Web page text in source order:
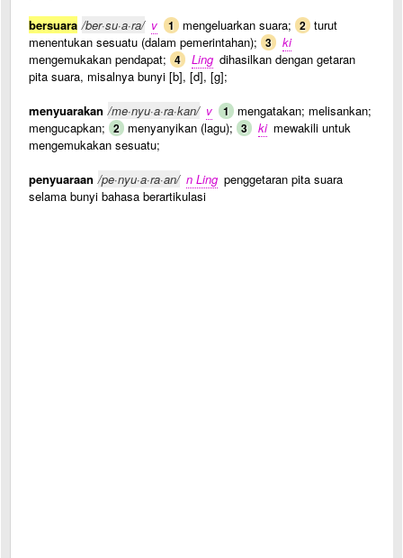
bersuara /ber·su·a·ra/ v 1 mengeluarkan suara; 2 turut
menentukan sesuatu (dalam pemerintahan); 3
ki
mengemukakan pendapat; 4 Ling dihasilkan dengan getaran
pita suara, misalnya bunyi [b], [d], [g];
menyuarakan /me·nyu·a·ra·kan/ v 1
mengatakan; melisankan;
mengucapkan; 2 menyanyikan (lagu); 3 ki mewakili untuk
mengemukakan sesuatu;
penyuaraan /pe·nyu·a·ra·an/ n Ling penggetaran pita suara
selama bunyi bahasa berartikulasi